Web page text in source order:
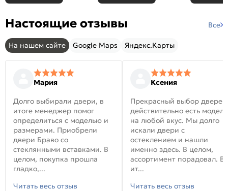
Настоящие отзывы Все
На нашем сайте Google Maps Яндекс.Карты
Мария
Долго выбирали двери, в
итоге менеджер помог
определиться с моделью и
размерами. Приобрели
двери Браво со
стеклянными вставками. В
целом, покупка прошла
гладко,...
Читать весь отзыв
Ксения
Прекрасный выбор
действительно есть модели
на любой вкус. Мы долго
искали двери с
остеклением и нашли
именно здесь. В целом,
ассортимент порадовал. В
ит...
Читать весь отзыв